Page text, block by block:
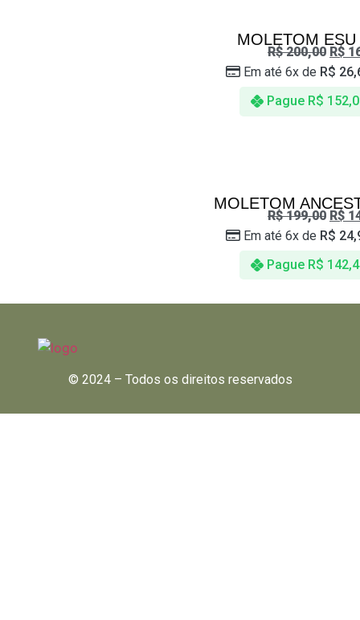
MOLETOM
R$200,00 R$
Pague R$
Em até 6x de R$
MOLETOM
R$199,00 R$
Pague R$
Em até 6x de R$
© 2024 – Todos os direitos reservados